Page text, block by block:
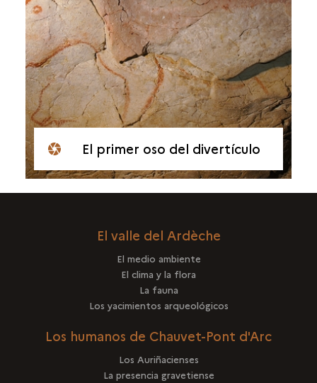
El primer oso del divertículo
El valle del Ardèche
El medio ambiente
El clima y la flora
La fauna
Los yacimientos arqueológicos
Los humanos de Chauvet-Pont d'Arc
Los Auriñacienses
La presencia gravetiense